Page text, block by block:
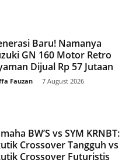
Baru! Namanya
GN 160 Motor Retro
Dijual Rp 57 Jutaan
Fauzan 7 August 2026
BW’S vs SYM KRNBT:
Crossover Tangguh vs
Crossover Futuristis